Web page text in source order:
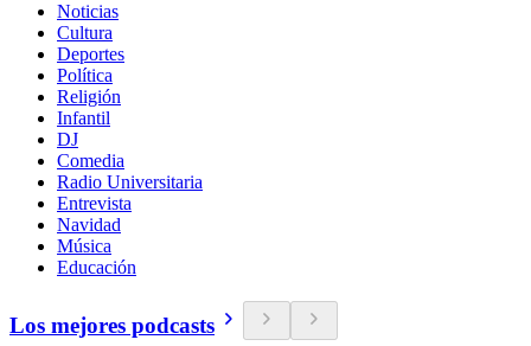
Noticias
Cultura
Deportes
Política
Religión
Infantil
DJ
Comedia
Radio Universitaria
Entrevista
Navidad
Música
Educación
Los mejores podcasts